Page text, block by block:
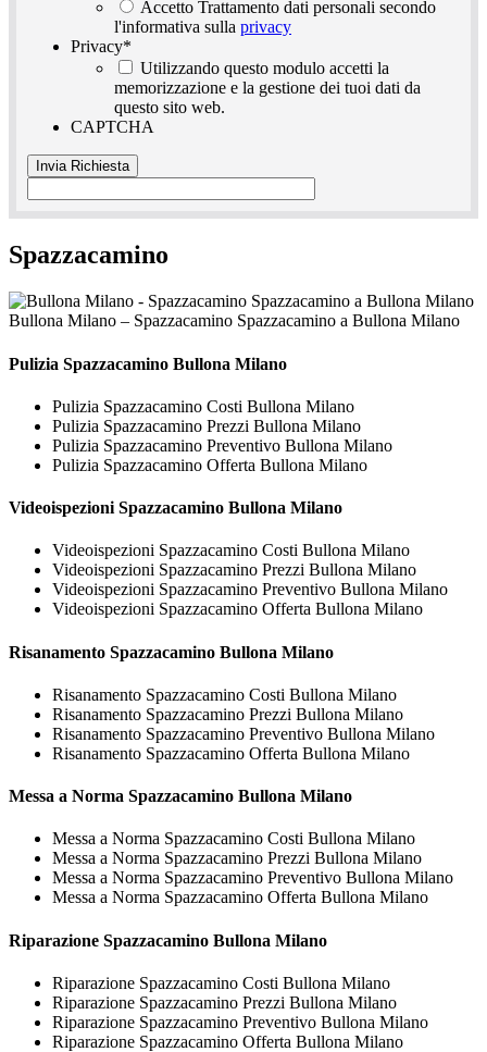
Accetto Trattamento dati personali secondo
l'informativa sulla privacy
Privacy*
Utilizzando questo modulo accetti la
memorizzazione e la gestione dei tuoi dati da
questo sito web.
CAPTCHA
Spazzacamino
Bullona Milano – Spazzacamino Spazzacamino a Bullona Milano
Pulizia Spazzacamino Bullona Milano
Pulizia Spazzacamino Costi Bullona Milano
Pulizia Spazzacamino Prezzi Bullona Milano
Pulizia Spazzacamino Preventivo Bullona Milano
Pulizia Spazzacamino Offerta Bullona Milano
Videoispezioni Spazzacamino Bullona Milano
Videoispezioni Spazzacamino Costi Bullona Milano
Videoispezioni Spazzacamino Prezzi Bullona Milano
Videoispezioni Spazzacamino Preventivo Bullona Milano
Videoispezioni Spazzacamino Offerta Bullona Milano
Risanamento Spazzacamino Bullona Milano
Risanamento Spazzacamino Costi Bullona Milano
Risanamento Spazzacamino Prezzi Bullona Milano
Risanamento Spazzacamino Preventivo Bullona Milano
Risanamento Spazzacamino Offerta Bullona Milano
Messa a Norma Spazzacamino Bullona Milano
Messa a Norma Spazzacamino Costi Bullona Milano
Messa a Norma Spazzacamino Prezzi Bullona Milano
Messa a Norma Spazzacamino Preventivo Bullona Milano
Messa a Norma Spazzacamino Offerta Bullona Milano
Riparazione Spazzacamino Bullona Milano
Riparazione Spazzacamino Costi Bullona Milano
Riparazione Spazzacamino Prezzi Bullona Milano
Riparazione Spazzacamino Preventivo Bullona Milano
Riparazione Spazzacamino Offerta Bullona Milano